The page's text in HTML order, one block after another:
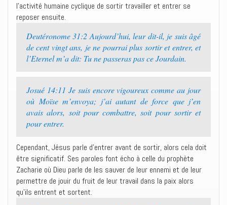
l’activité humaine cyclique de sortir travailler et entrer se
reposer ensuite.
Deutéronome 31:2 Aujourd’hui, leur dit-il, je suis âgé
de cent vingt ans, je ne pourrai plus sortir et entrer, et
l’Eternel m’a dit: Tu ne passeras pas ce Jourdain.
Josué 14:11 Je suis encore vigoureux comme au jour
où Moïse m’envoya; j’ai autant de force que j’en
avais alors, soit pour combattre, soit pour sortir et
pour entrer.
Cependant, Jésus parle d’entrer avant de sortir, alors cela doit
être significatif. Ses paroles font écho à celle du prophète
Zacharie où Dieu parle de les sauver de leur ennemi et de leur
permettre de jouir du fruit de leur travail dans la paix alors
qu’ils entrent et sortent.